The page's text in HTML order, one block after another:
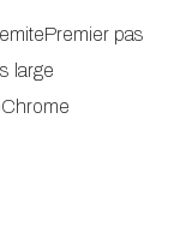
Premier pas
large